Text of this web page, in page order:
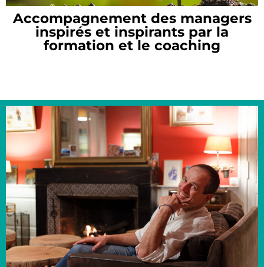
Accompagnement des managers
inspirés et inspirants par la
formation et le coaching